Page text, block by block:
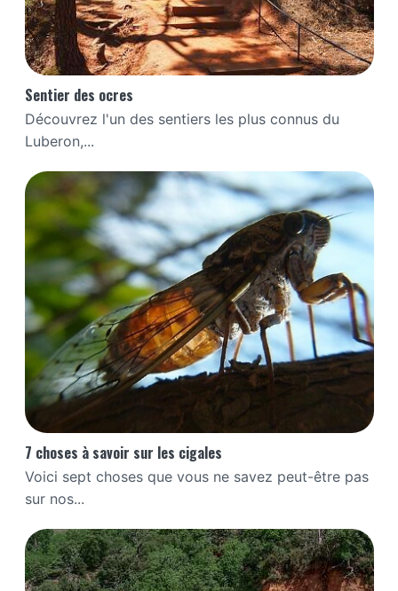
Sentier des ocres
Découvrez l'un des sentiers les plus connus du
Luberon,...
7 choses à savoir sur les cigales
Voici sept choses que vous ne savez peut-être pas
sur nos...